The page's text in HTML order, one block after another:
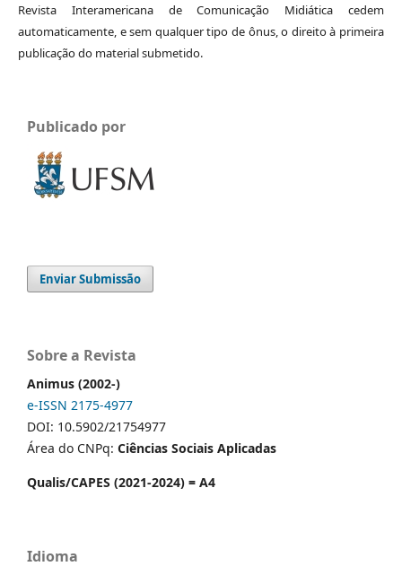
Revista Interamericana de Comunicação Midiática cedem
automaticamente, e sem qualquer tipo de ônus, o direito à primeira
publicação do material submetido.
Publicado por
Enviar Submissão
Sobre a Revista
Animus (2002-)
e-ISSN 2175-4977
DOI: 10.5902/21754977
Área do CNPq: Ciências Sociais Aplicadas
Qualis/CAPES (2021-2024) = A4
Idioma